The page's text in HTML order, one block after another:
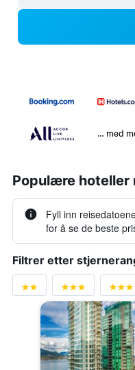
… med
Populære hoteller
Fyll inn
for å se de beste
Filtrer etter